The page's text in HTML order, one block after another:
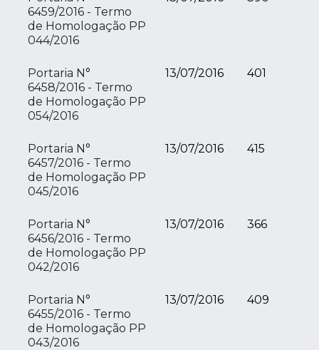
6459/2016 - Termo
de Homologação PP
044/2016
Portaria N°
6458/2016 - Termo
de Homologação PP
054/2016
13/07/2016 401
Portaria N°
6457/2016 - Termo
de Homologação PP
045/2016
13/07/2016 415
Portaria N°
6456/2016 - Termo
de Homologação PP
042/2016
13/07/2016 366
Portaria N°
6455/2016 - Termo
de Homologação PP
043/2016
13/07/2016 409